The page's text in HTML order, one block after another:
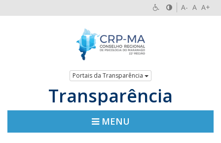
A- A A+
Portais da Transparência
Transparência
MENU